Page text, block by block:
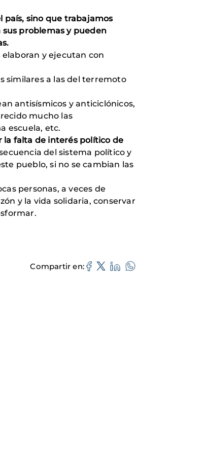
país, sino que trabajamos
problemas y pueden
y ejecutan con
similares a las del terremoto
antisísmicos y anticiclónicos,
mucho las
escuela, etc.
la falta de interés político de
del sistema político y
pueblo, si no se cambian las
personas, a veces de
y la vida solidaria, conservar
Compartir en